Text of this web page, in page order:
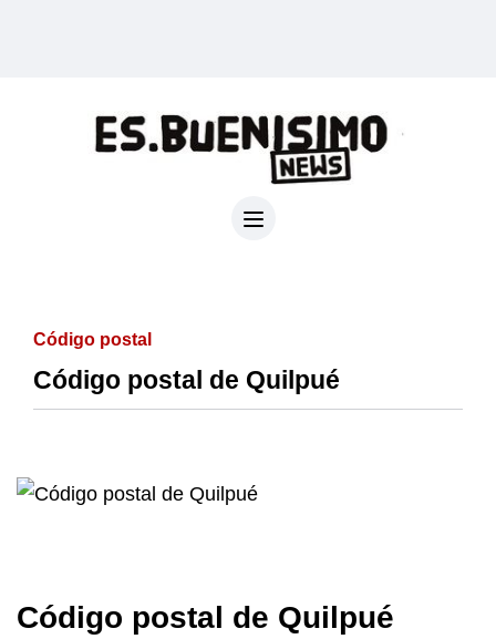
Código postal
Código postal de Quilpué
Código postal de Quilpué